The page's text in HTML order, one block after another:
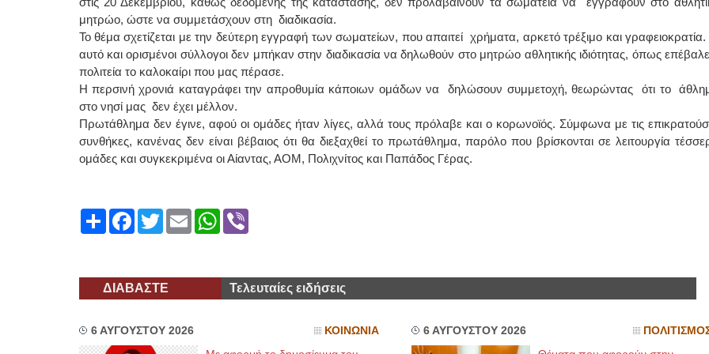
μητρώο, ώστε να συμμετάσχουν στη διαδικασία.
Το θέμα σχετίζεται με την δεύτερη εγγραφή των σωματείων, που απαιτεί χρήματα, αρκετό τρέξιμο και γραφειοκρατία.
αυτό και ορισμένοι σύλλογοι δεν μπήκαν στην διαδικασία να δηλωθούν στο μητρώο αθλητικής ιδιότητας, όπως
πολιτεία το καλοκαίρι που μας πέρασε.
Η περσινή χρονιά καταγράφει την απροθυμία κάποιων ομάδων να δηλώσουν συμμετοχή, θεωρώντας ότι το
στο νησί μας δεν έχει μέλλον.
Πρωτάθλημα δεν έγινε, αφού οι ομάδες ήταν λίγες, αλλά τους πρόλαβε και ο κορωνοϊός. Σύμφωνα με τις
συνθήκες, κανένας δεν είναι βέβαιος ότι θα διεξαχθεί το πρωτάθλημα, παρόλο που βρίσκονται σε λειτουργία
ομάδες και συγκεκριμένα οι Αίαντας, ΑΟΜ, Πολιχνίτος και Παπάδος Γέρας.
ShareFacebook
TwitterEmailWhatsApp
Viber
ΔΙΑΒΑΣΤΕ Τελευταίες ειδήσεις
6 ΑΥΓΟΥΣΤΟΥ 2026 ΚΟΙΝΩΝΙΑ 6 ΑΥΓΟΥΣΤΟΥ 2026
ΙΩΑΝΝΗΣ Α. ΜΑΛΛΙΑΣ
ΧΕΙΡΟΥΡΓΟΣ
Διδάκτωρ Ιατρικής Σχολής
Πανεπιστημίου Αθηνών
Καβέτσου 10, Μυτιλήνη, τηλ:
2251038065